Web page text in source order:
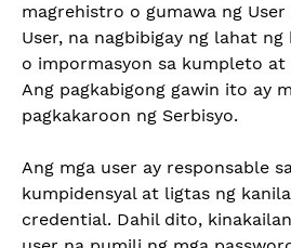
magrehistro o gumawa ng
User, na nagbibigay ng lahat
o impormasyon sa kumpleto at
Ang pagkabigong gawin ito ay
pagkakaroon ng Serbisyo.
Ang mga user ay responsable
kumpidensyal at ligtas ng
credential. Dahil dito,